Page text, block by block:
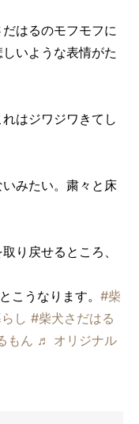
はるのモフモフに
いような表情がた
はジワジワきてし
みたい。粛々と床
り戻せるところ、
こうなります。 #柴
し #柴犬さだはる
もん ♬ オリジナル